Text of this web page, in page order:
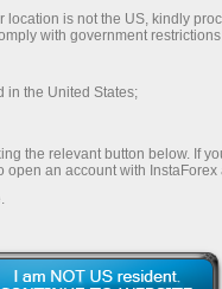
InstaForex - це
і свіжих новин з
новин компанії в
is not the US, kindly
with government
in the United States;
the relevant button below. If
an account with InstaForex